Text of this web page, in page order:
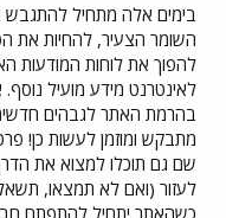
בימים אלה מתחיל להתגבש
השומר הצעיר, להחיות את
להפוך את לוחות המודעות
לאינטרנט מידע מועיל נוסף.
בהרמת האתר לגבהים
מתבקש ומוזמן לעשות כן!
שם גם תוכלו למצוא את
לעזור (ואם לא תמצאו,
כשהאתר יתחיל להתפתח